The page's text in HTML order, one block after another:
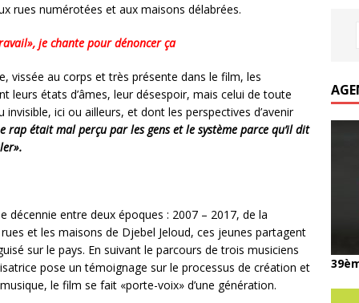
rues numérotées et aux maisons délabrées.
je chante pour dénoncer ça
vissée au corps et très présente dans le film, les
leurs états d’âmes, leur désespoir, mais celui de toute
ici ou ailleurs, et dont les perspectives d’avenir
rap était mal perçu par les gens et le système parce qu’il dit
décennie entre deux époques : 2007 – 2017, de la
et les maisons de Djebel Jeloud, ces jeunes partagent
sur le pays. En suivant le parcours de trois musiciens
pose un témoignage sur le processus de création et
le film se fait «porte-voix» d’une génération.